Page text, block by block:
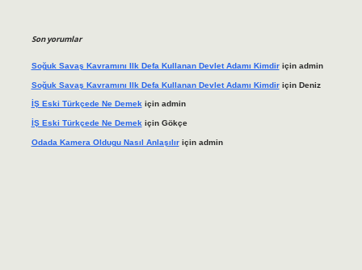
Son yorumlar
Soğuk Savaş Kavramını Ilk Defa Kullanan Devlet Adamı Kimdiriçin admin
Soğuk Savaş Kavramını Ilk Defa Kullanan Devlet Adamı Kimdiriçin Deniz
İŞ Eski Türkçede Ne Demekiçin admin
İŞ Eski Türkçede Ne Demek için Gökçe
Odada Kamera Oldugu Nasıl Anlaşılıriçin admin